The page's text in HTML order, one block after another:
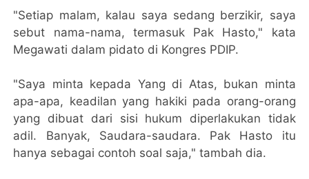
"Setiap malam, kalau saya sedang berzikir, saya
sebut nama-nama, termasuk Pak Hasto," kata
Megawati dalam pidato di Kongres PDIP.
"Saya minta kepada Yang di Atas, bukan minta
apa-apa, keadilan yang hakiki pada orang-orang
yang dibuat dari sisi hukum diperlakukan tidak
adil. Banyak, Saudara-saudara. Pak Hasto itu
hanya sebagai contoh soal saja," tambah dia.